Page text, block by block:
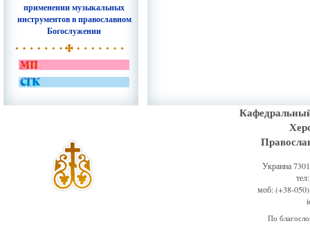
применении музыкальных
инструментов в православном
Богослужении
Украина
моб: (+38-
По